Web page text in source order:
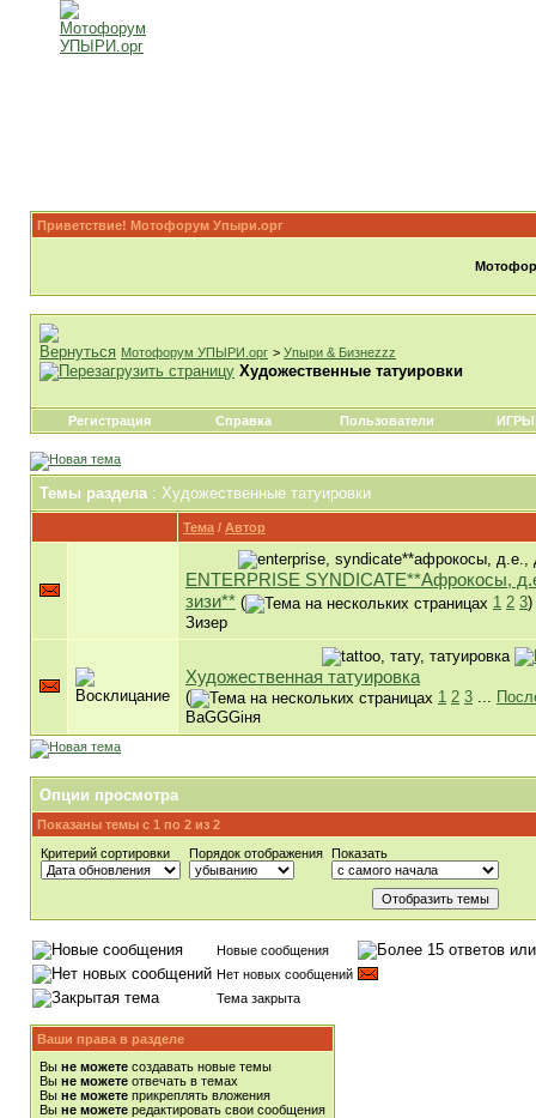
Приветствие! Мотофорум Упыри.орг
Мотофорум УПЫРИ.орг > Упыри & Бизнеzzz
Художественные татуировки
Регистрация Справка Пользователи ИГРЫ
Темы раздела: Художественные татуировки
Тема / Автор
ENTERPRISE SYNDICATE**Афрокосы,
зизи** ( 1 2 3)
Зизер
Художественная татуировка
( 1 2 3 ...
BaGGGiня
Опции просмотра
Показаны темы с 1 по 2 из 2
Критерий сортировки
Порядок отображения Показать
Новые сообщения
Нет новых сообщений
Тема закрыта
Ваши права в разделе
Вы не можете создавать новые темы
Вы не можете отвечать в темах
Вы не можете прикреплять вложения
Вы не можете редактировать свои сообщения